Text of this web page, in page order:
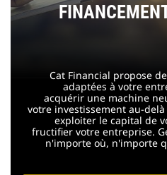
Cat Financial propose
adaptées à votre
acquérir une machine
votre investissement au-
exploiter le capital de
fructifier votre entreprise.
n'importe où, n'importe